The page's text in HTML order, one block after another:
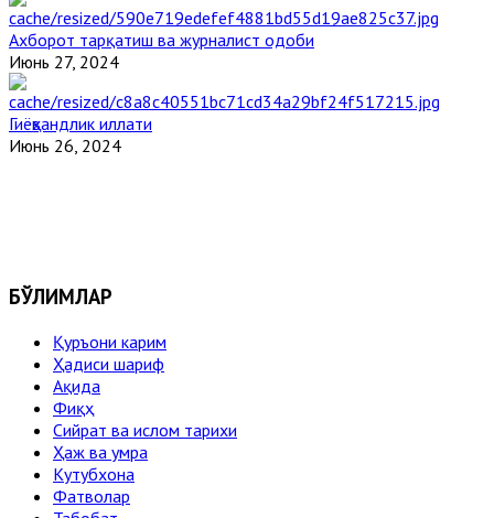
Ахборот тарқатиш ва журналист одоби
Июнь 27, 2024
Гиёҳвандлик иллати
Июнь 26, 2024
БЎЛИМЛАР
Қуръони карим
Ҳадиси шариф
Ақида
Фиқҳ
Сийрат ва ислом тарихи
Ҳаж ва умра
Кутубхона
Фатволар